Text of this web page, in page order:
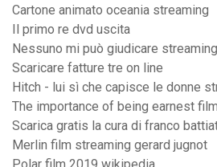
Cartone animato oceania streaming
Il primo re dvd uscita
Nessuno mi può giudicare
Scaricare fatture tre on line
Hitch - lui sì che capisce le donne
The importance of being earnest
Scarica gratis la cura di franco
Merlin film streaming gerard jugnot